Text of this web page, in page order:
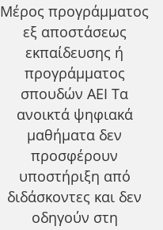
Μέρος προγράμματος
εξ αποστάσεως
εκπαίδευσης ή
προγράμματος
σπουδών ΑΕΙ Τα
ανοικτά ψηφιακά
μαθήματα δεν
προσφέρουν
υποστήριξη από
διδάσκοντες και δεν
οδηγούν στη